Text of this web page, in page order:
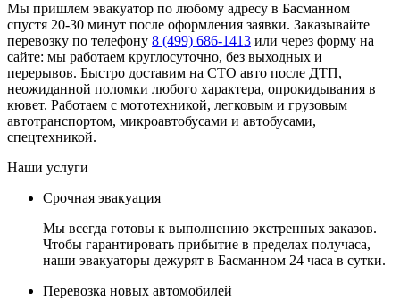
Мы пришлем эвакуатор по любому адресу в Басманном
спустя 20-30 минут после оформления заявки. Заказывайте
перевозку по телефону 8 (499) 686-1413 или через форму на
сайте: мы работаем круглосуточно, без выходных и
перерывов. Быстро доставим на СТО авто после ДТП,
неожиданной поломки любого характера, опрокидывания в
кювет. Работаем с мототехникой, легковым и грузовым
автотранспортом, микроавтобусами и автобусами,
спецтехникой.
Наши услуги
Срочная эвакуация
Мы всегда готовы к выполнению экстренных заказов.
Чтобы гарантировать прибытие в пределах получаса,
наши эвакуаторы дежурят в Басманном 24 часа в сутки.
Перевозка новых автомобилей